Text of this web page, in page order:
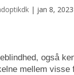
| jan 8, 2023
også
mellem visse